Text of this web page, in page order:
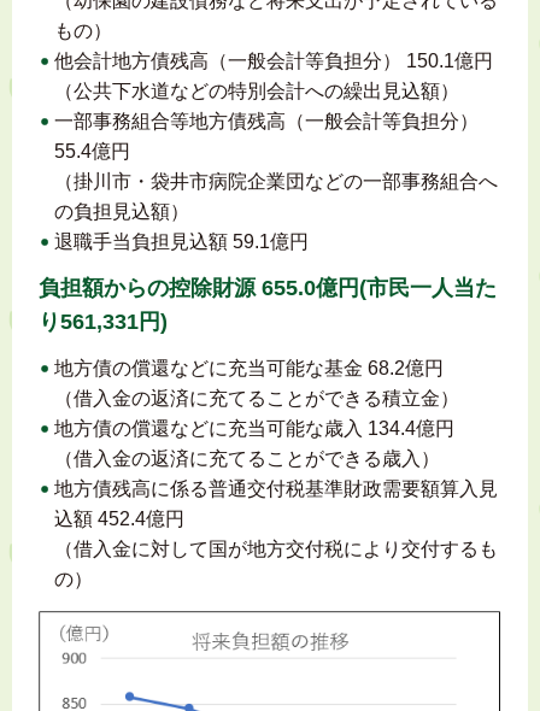
もの）
他会計地方債残高（一般会計等負担分） 150.1億円
（公共下水道などの特別会計への繰出見込額）
一部事務組合等地方債残高（一般会計等負担分）
55.4億円
（掛川市・袋井市病院企業団などの一部事務組合へ
の負担見込額）
退職手当負担見込額 59.1億円
負担額からの控除財源 655.0億円(市民一人当た
り561,331円)
地方債の償還などに充当可能な基金 68.2億円
（借入金の返済に充てることができる積立金）
地方債の償還などに充当可能な歳入 134.4億円
（借入金の返済に充てることができる歳入）
地方債残高に係る普通交付税基準財政需要額算入見
込額 452.4億円
（借入金に対して国が地方交付税により交付するも
の）